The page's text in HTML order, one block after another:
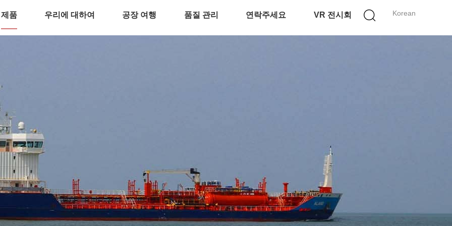
Korean
제품 우리에 대하여 공장 여행 품질 관리 연락주세요 VR 전시회